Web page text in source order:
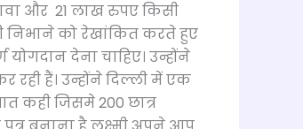
और 21 लाख रुपए किसी
निभाने को रेखांकित करते हुए
देना चाहिए। उन्होंने
हैं। उन्होंने दिल्ली में एक
कही जिसमे 200 छात्र